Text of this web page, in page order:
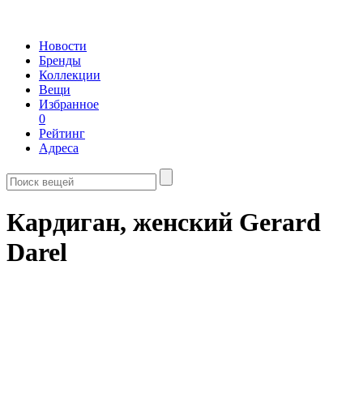
Новости
Бренды
Коллекции
Вещи
Избранное
0
Рейтинг
Адреса
Кардиган, женский Gerard
Darel